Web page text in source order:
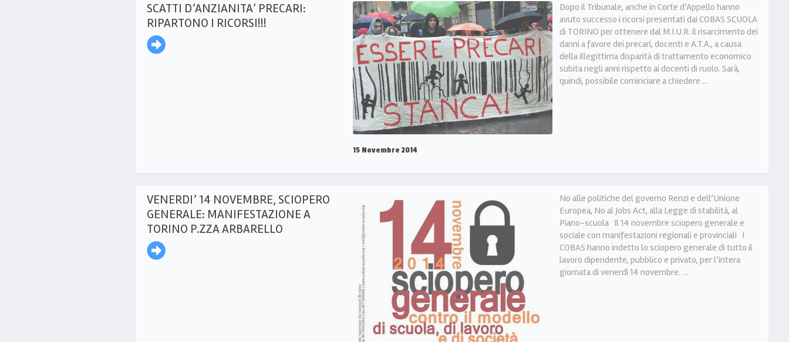
SCATTI D’ANZIANITA’ PRECARI:
RIPARTONO I RICORSI!!!
15 Novembre 2014
Dopo il Tribunale, anche in Corte d’Appello hanno
avuto successo i ricorsi presentati dai COBAS SCUOLA
di TORINO per ottenere dal M.I.U.R. il risarcimento dei
danni a favore dei precari, docenti e A.T.A., a causa
della illegittima disparità di trattamento economico
subita negli anni rispetto ai docenti di ruolo. Sarà,
quindi, possibile cominciare a chiedere …
VENERDI’ 14 NOVEMBRE, SCIOPERO
GENERALE: MANIFESTAZIONE A
TORINO P.ZZA ARBARELLO
No alle politiche del governo Renzi e dell’Unione
Europea, No al Jobs Act, alla Legge di stabilità, al
Piano-scuola Il 14 novembre sciopero generale e
sociale con manifestazioni regionali e provinciali I
COBAS hanno indetto lo sciopero generale di tutto il
lavoro dipendente, pubblico e privato, per l’intera
giornata di venerdì 14 novembre. …